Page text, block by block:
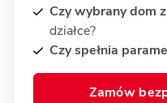
Czy wybrany dom
działce?
Czy spełnia
Zamów